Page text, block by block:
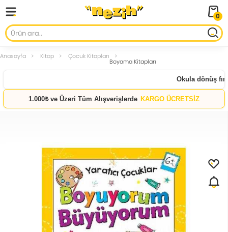
0
Anasayfa Kitap Çocuk Kitapları
Boyama Kitapları
Okula dönüş
1.000₺ ve Üzeri Tüm Alışverişlerde KARGO ÜCRETSİZ